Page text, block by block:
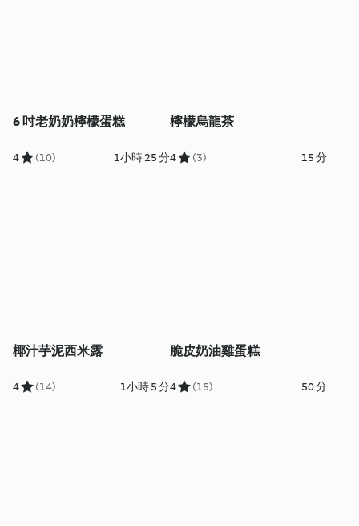
6 吋老奶奶檸檬蛋糕
4 (10) 1小時 25 分
檸檬烏龍茶
4 (3) 15 分
椰汁芋泥西米露
4 (14) 1小時 5 分
脆皮奶油雞蛋糕
4 (15) 50 分